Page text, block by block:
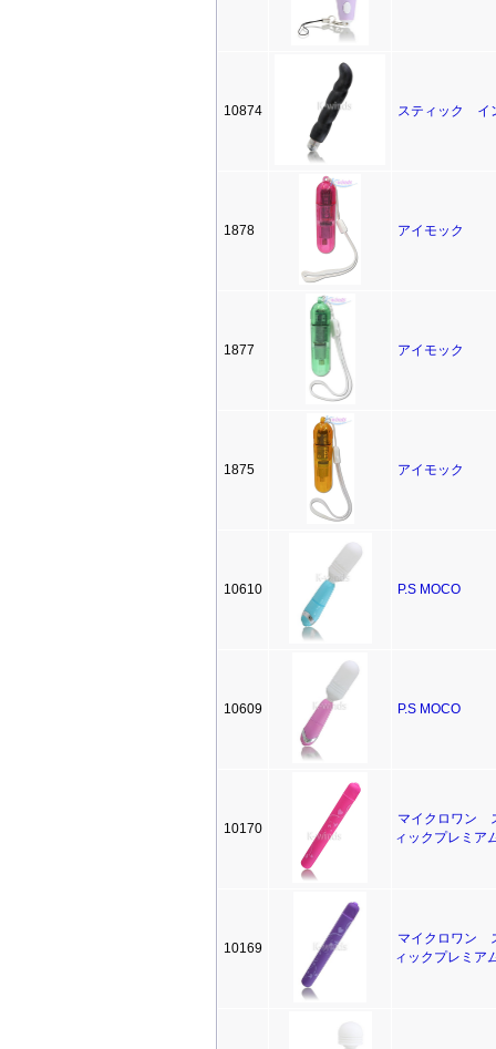
10874 スティック イ
1878 アイモック
1877 アイモック
1875 アイモック
10610 P.S MOCO
10609 P.S MOCO
10170
マイクロワン
ィックプレミア
10169
マイクロワン
ィックプレミア